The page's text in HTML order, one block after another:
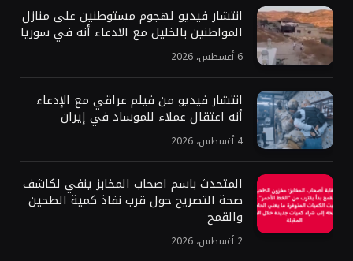
انتشار فيديو لهجوم مستوطنين على منازل
المواطنين بالخليل مع الادعاء أنه في سوريا
6 أغسطس، 2026
انتشار فيديو من فيلم عراقي مع الإدعاء
أنه اعتقال عملاء للموساد في إيران
4 أغسطس، 2026
المتحدث باسم اصحاب المخابز ينفي لكاشف
صحة التصريح حول قرب نفاذ كمية الطحين
والقمح
2 أغسطس، 2026